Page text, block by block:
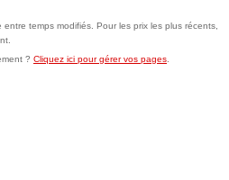
temps modifiés. Pour les prix les plus récents,
? Cliquez ici pour gérer vos pages